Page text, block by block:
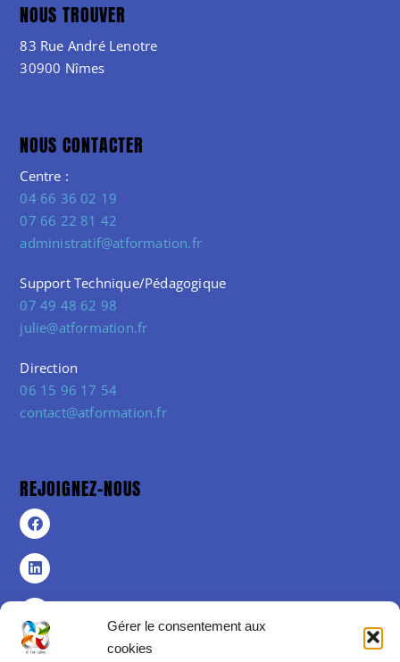
Gérer le consentement aux
cookies
NOUS TROUVER
83 Rue André Lenotre
30900 Nîmes
NOUS CONTACTER
Centre :
04 66 36 02 19
07 66 22 81 42
administratif@atformation.fr
Support Technique/Pédagogique
07 49 48 62 98
julie@atformation.fr
Direction
06 15 96 17 54
contact@atformation.fr
REJOIGNEZ-NOUS